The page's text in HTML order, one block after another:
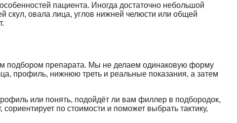
пациента. Иногда достаточно небольшой
скул, овала лица, углов нижней челюсти или общей
подбором препарата. Мы не делаем одинаковую форму
профиль, нижнюю треть и реальные показания, а затем
или понять, подойдёт ли вам филлер в подбородок,
по стоимости и поможет выбрать тактику,